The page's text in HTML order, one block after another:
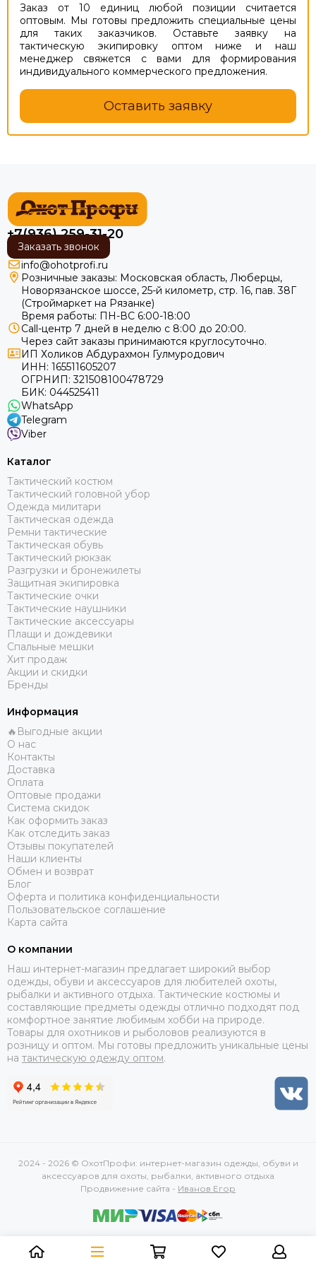
Заказ от 10 единиц любой позиции считается
оптовым. Мы готовы предложить специальные цены
для таких заказчиков. Оставьте заявку на
тактическую экипировку оптом ниже и наш
менеджер свяжется с вами для формирования
индивидуального коммерческого предложения.
Оставить заявку
+7(936) 259-31-20
Заказать звонок
info@ohotprofi.ru
Розничные заказы: Московская область, Люберцы,
Новорязанское шоссе, 25-й километр, стр. 16, пав. 38Г
(Строймаркет на Рязанке)
Время работы: ПН-ВС 6:00-18:00
Call-центр 7 дней в неделю с 8:00 до 20:00.
Через сайт заказы принимаются круглосуточно.
ИП Холиков Абдурахмон Гулмуродович
ИНН: 165511605207
ОГРНИП: 321508100478729
БИК: 044525411
WhatsApp
Telegram
Viber
Каталог
Тактический костюм
Тактический головной убор
Одежда милитари
Тактическая одежда
Ремни тактические
Тактическая обувь
Тактический рюкзак
Разгрузки и бронежилеты
Защитная экипировка
Тактические очки
Тактические наушники
Тактические аксессуары
Плащи и дождевики
Спальные мешки
Хит продаж
Акции и скидки
Бренды
Информация
🔥Выгодные акции
О нас
Контакты
Доставка
Оплата
Оптовые продажи
Система скидок
Как оформить заказ
Как отследить заказ
Отзывы покупателей
Наши клиенты
Обмен и возврат
Блог
Оферта и политика конфиденциальности
Пользовательское соглашение
Карта сайта
О компании
Наш интернет-магазин предлагает широкий выбор
одежды, обуви и аксессуаров для любителей охоты,
рыбалки и активного отдыха. Тактические костюмы и
составляющие предметы одежды отлично подходят под
комфортное занятие любимым хобби на природе.
Товары для охотников и рыболовов реализуются в
розницу и оптом. Мы готовы предложить уникальные цены
на тактическую одежду оптом.
2024 - 2026 © ОхотПрофи: интернет-магазин одежды, обуви и
аксессуаров для охоты, рыбалки, активного отдыха
Продвижение сайта - Иванов Егор